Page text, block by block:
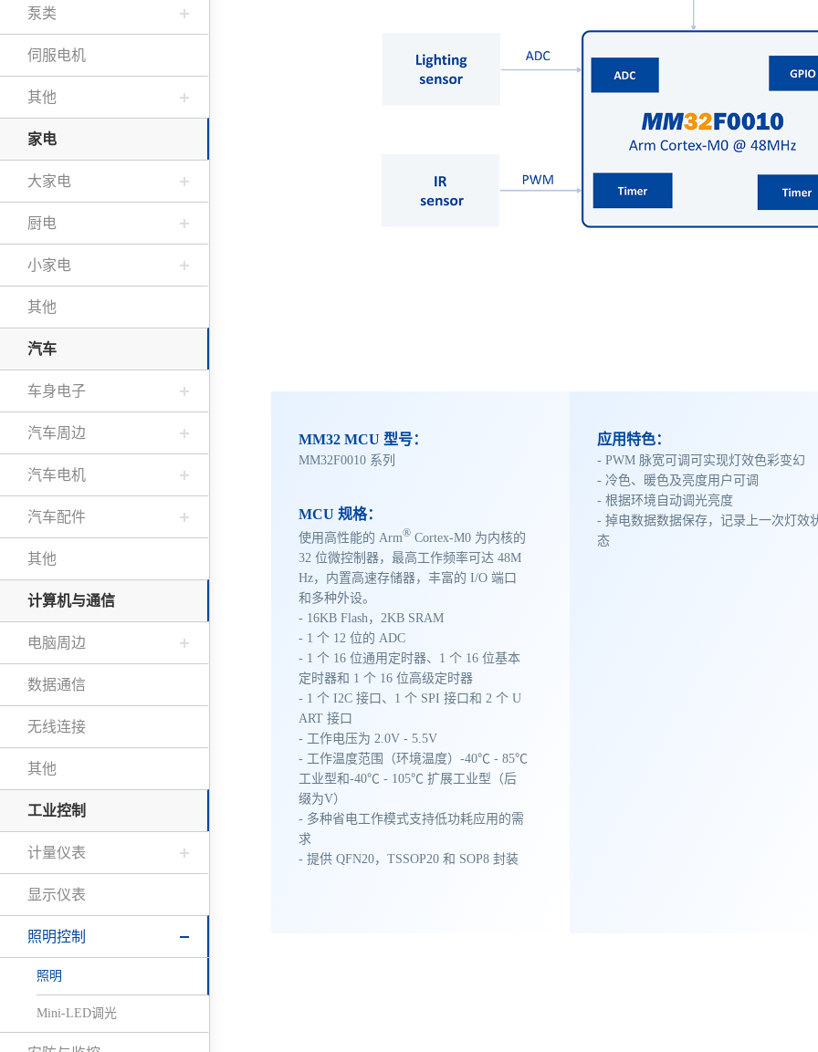
泵类
伺服电机
其他
家电
大家电
厨电
小家电
其他
汽车
车身电子
汽车周边
汽车电机
汽车配件
其他
计算机与通信
电脑周边
数据通信
无线连接
其他
工业控制
计量仪表
显示仪表
照明控制
照明
Mini-LED调光
MM32 MCU 型号：
MM32F0010 系列
MCU 规格：
使用高性能的 Arm® Cortex-M0 为内核的
32 位微控制器，最高工作频率可达 48M
Hz，内置高速存储器，丰富的 I/O 端口
和多种外设。
- 16KB Flash，2KB SRAM
- 1 个 12 位的 ADC
- 1 个 16 位通用定时器、1 个 16 位基本
定时器和 1 个 16 位高级定时器
- 1 个 I2C 接口、1 个 SPI 接口和 2 个 U
ART 接口
- 工作电压为 2.0V - 5.5V
- 工作温度范围（环境温度）-40℃ - 85℃
工业型和-40℃ - 105℃ 扩展工业型（后
缀为V）
- 多种省电工作模式支持低功耗应用的需
求
- 提供 QFN20，TSSOP20 和 SOP8 封装
应用特色：
- PWM 脉宽可调可实现灯效色彩变幻
- 冷色、暖色及亮度用户可调
- 根据环境自动调光亮度
- 掉电数据数据保存，记录上一次灯效
态